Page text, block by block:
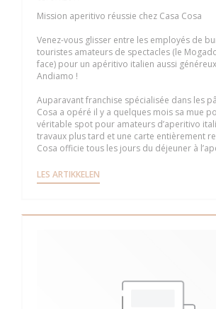
Mission aperitivo réussie chez Casa Cosa
Venez-vous glisser entre les employés de
touristes amateurs de spectacles (le
face) pour un apéritivo italien aussi
Andiamo !
Auparavant franchise spécialisée dans les
Cosa a opéré il y a quelques mois sa mue
véritable spot pour amateurs d’aperitivo
travaux plus tard et une carte entièrement
Cosa officie tous les jours du déjeuner à
LES ARTIKKELEN